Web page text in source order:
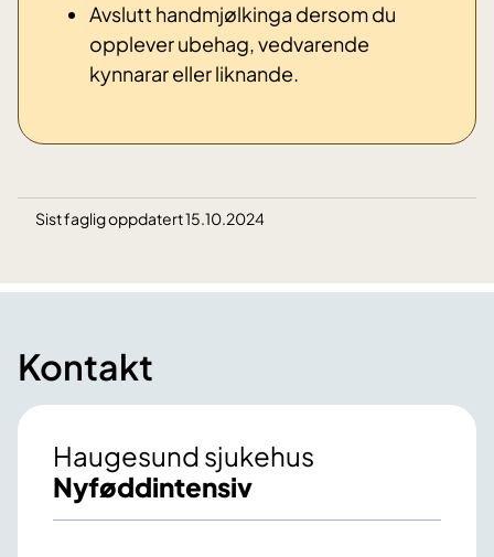
Avslutt handmjølkinga dersom du
opplever ubehag, vedvarende
kynnarar eller liknande.
Sist faglig oppdatert 15.10.2024
Kontakt
Haugesund sjukehus
Nyføddintensiv